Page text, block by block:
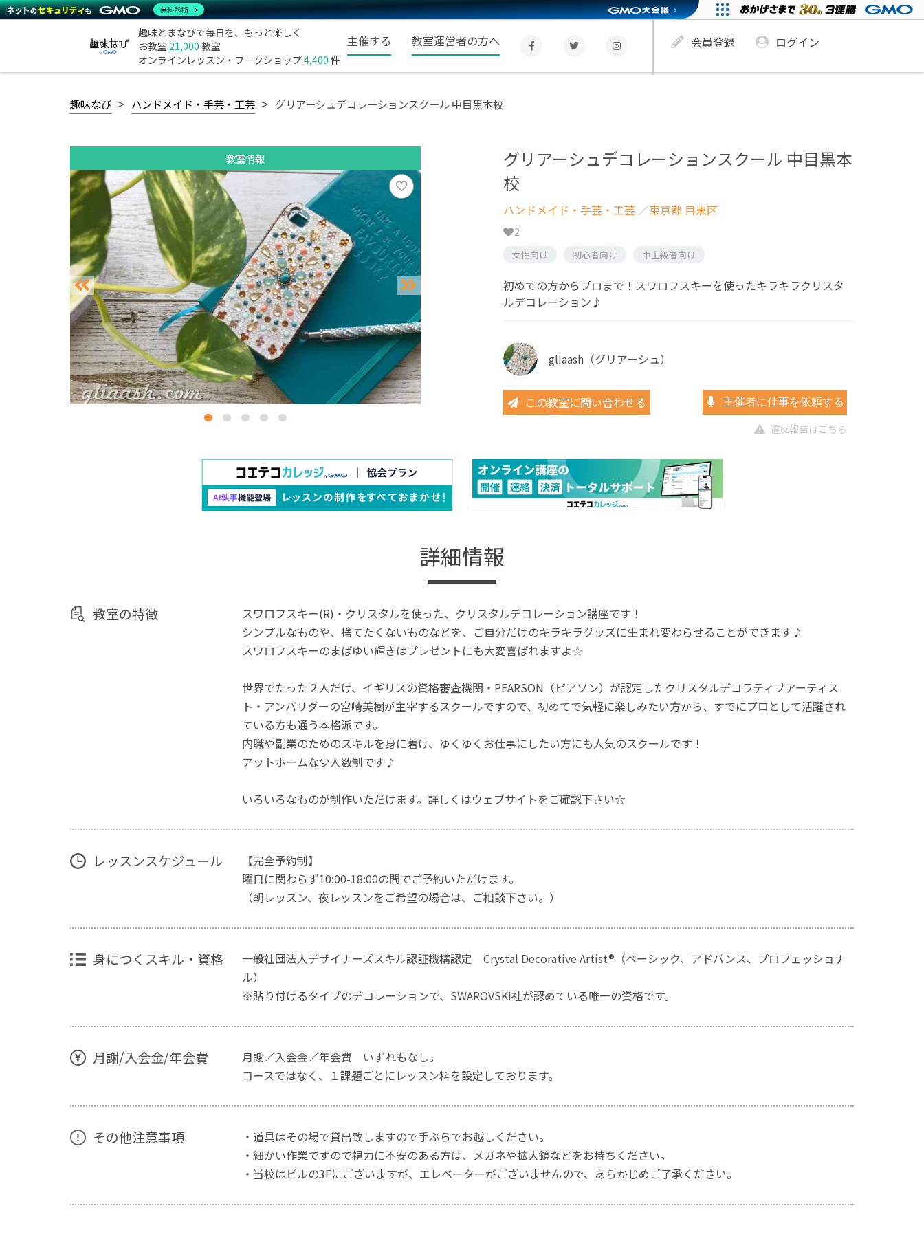
趣味とまなびで毎日を、もっと楽しく
お教室 21,000 教室
オンラインレッスン・ワークショップ4,400 件
主催する 教室運営者の方へ 会員登録 ログイン
趣味なび ハンドメイド・手芸・工芸 グリアーシュデコレーションスクール 中目黒本校
教室情報
グリアーシュデコレーションスクール 中目黒本
校
ハンドメイド・手芸・工芸 ／東京都 目黒区
2
女性向け 初心者向け 中上級者向け
初めての方からプロまで！スワロフスキーを使ったキラキラクリスタ
ルデコレーション♪
gliaash（グリアーシュ）
この教室に問い合わせる 主催者に仕事を依頼する
違反報告はこちら
詳細情報
教室の特徴
スワロフスキー(R)・クリスタルを使った、クリスタルデコレーション講座です！
シンプルなものや、捨てたくないものなどを、ご自分だけのキラキラグッズに生まれ変わらせることができます♪
スワロフスキーのまばゆい輝きはプレゼントにも大変喜ばれますよ☆
世界でたった２人だけ、イギリスの資格審査機関・PEARSON（ピアソン）が認定したクリスタルデコラティブアーティス
ト・アンバサダーの宮崎美樹が主宰するスクールですので、初めてで気軽に楽しみたい方から、すでにプロとして活躍され
ている方も通う本格派です。
内職や副業のためのスキルを身に着け、ゆくゆくお仕事にしたい方にも人気のスクールです！
アットホームな少人数制です♪
いろいろなものが制作いただけます。詳しくはウェブサイトをご確認下さい☆
レッスンスケジュール
【完全予約制】
曜日に関わらず10:00-18:00の間でご予約いただけます。
（朝レッスン、夜レッスンをご希望の場合は、ご相談下さい。）
身につくスキル・資格
一般社団法人デザイナーズスキル認証機構認定 Crystal Decorative Artist®（ベーシック、アドバンス、プロフェッショナ
ル）
※貼り付けるタイプのデコレーションで、SWAROVSKI社が認めている唯一の資格です。
月謝/入会金/年会費
月謝／入会金／年会費 いずれもなし。
コースではなく、１課題ごとにレッスン料を設定しております。
その他注意事項
・道具はその場で貸出致しますので手ぶらでお越しください。
・細かい作業ですので視力に不安のある方は、メガネや拡大鏡などをお持ちください。
・当校はビルの3Fにございますが、エレベーターがございませんので、あらかじめご了承ください。
無料診断